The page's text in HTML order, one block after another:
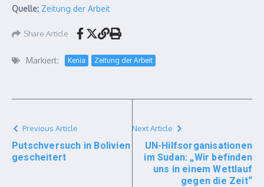
Quelle: Zeitung der Arbeit
Share Article
Markiert: Kenia Zeitung der Arbeit
Previous Article
Putschversuch in Bolivien
gescheitert
Next Article
UN-Hilfsorganisationen
im Sudan: „Wir befinden
uns in einem Wettlauf
gegen die Zeit“